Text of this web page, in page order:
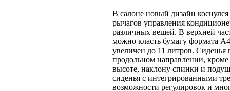
В салоне новый дизайн
рычагов управления
различных вещей. В верхней
можно класть бумагу формата
увеличен до 11 литров. Сиденья
продольном направлении,
высоте, наклону спинки и
сиденья с интегрированными
возможности регулировок и